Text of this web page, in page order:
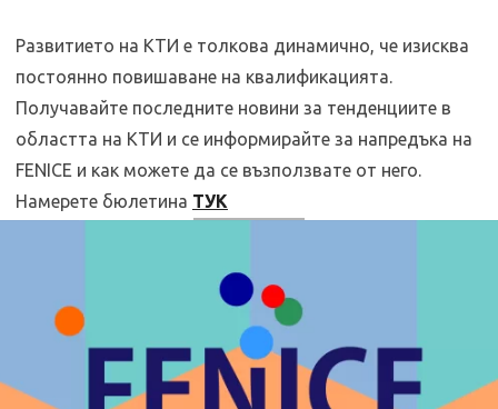
Развитието на КТИ е толкова динамично, че изисква
постоянно повишаване на квалификацията.
Получавайте последните новини за тенденциите в
областта на КТИ и се информирайте за напредъка на
FENICE и как можете да се възползвате от него.
Намерете бюлетина ТУК